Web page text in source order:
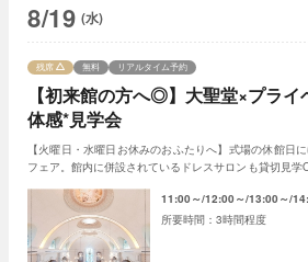
8/19 (水)
【初来館の方へ◎】大聖堂×プラ
体感*見学会
残席 無料 リアルタイム予約
【火曜日・水曜日お休みのおふたりへ】式場の休館日
フェア。館内に併設されているドレスサロンも貸切見
11:00～ 12:00～ 13:00～
3時間程度